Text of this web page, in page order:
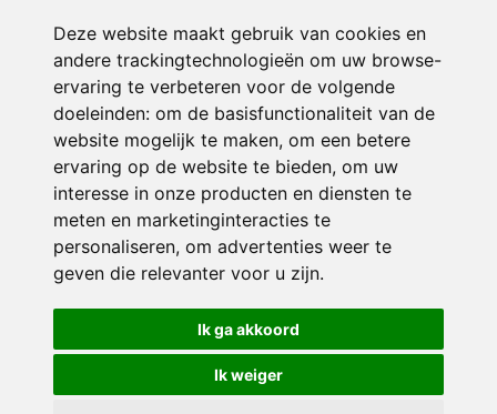
Deze website maakt gebruik van cookies en
andere trackingtechnologieën om uw browse-
ervaring te verbeteren voor de volgende
doeleinden: om de basisfunctionaliteit van de
website mogelijk te maken, om een betere
ervaring op de website te bieden, om uw
interesse in onze producten en diensten te
meten en marketinginteracties te
personaliseren, om advertenties weer te
geven die relevanter voor u zijn.
Ik ga akkoord
Ik weiger
© 2026 Avonturijn | Alle rechten voorbehouden
Privacy policy|Disclaimer| Klachtenregeling|RSIN en Anbi
voorkeuren
Crealisatie The MindOffice